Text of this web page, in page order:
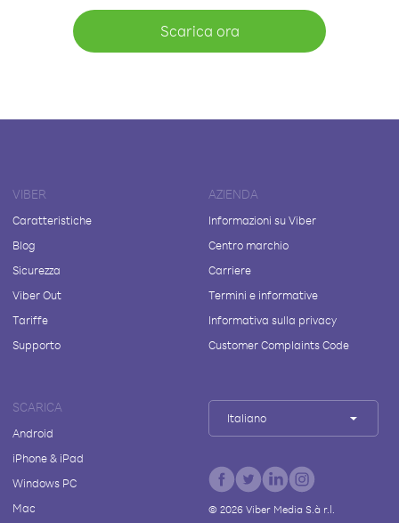
Scarica ora
VIBER
Caratteristiche
Blog
Sicurezza
Viber Out
Tariffe
Supporto
AZIENDA
Informazioni su Viber
Centro marchio
Carriere
Termini e informative
Informativa sulla privacy
Customer Complaints Code
SCARICA
Android
iPhone & iPad
Windows PC
Mac
Italiano
© 2026Viber Media S.à r.l.